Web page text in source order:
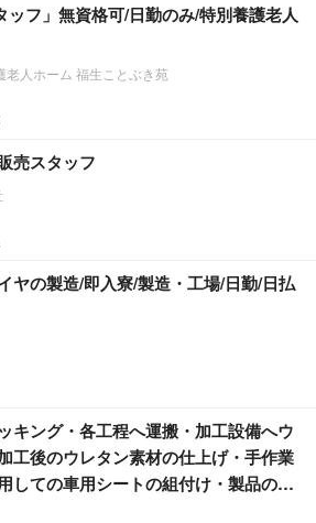
ッフ」無資格可/日勤のみ/特別養護老人
人ホーム 福生ことぶき苑
売スタッフ
ヤの製造/即入寮/製造・工場/日勤/日払
キング・各工程へ運搬・加工設備へウ
工後のウレタン素材の仕上げ・手作業
ての車用シートの組付け・製品の検